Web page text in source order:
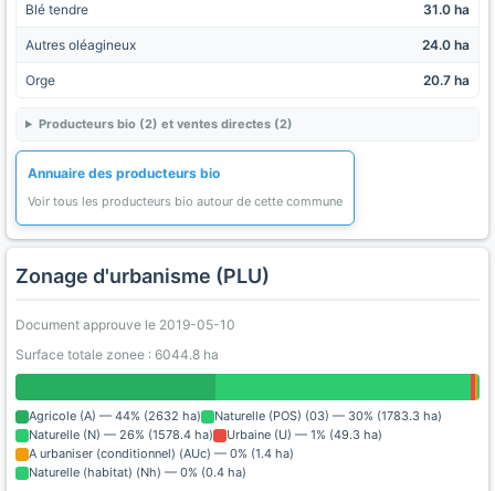
Blé tendre 31.0 ha
Autres oléagineux 24.0 ha
Orge 20.7 ha
Producteurs bio (2) et ventes directes (2)
Annuaire des producteurs bio
Voir tous les producteurs bio autour de cette commune
Zonage d'urbanisme (PLU)
Document approuve le 2019-05-10
Surface totale zonee : 6044.8 ha
Agricole (A) — 44% (2632 ha)
Naturelle (POS) (03) — 30% (1783.3 ha)
Naturelle (N) — 26% (1578.4 ha)
Urbaine (U) — 1% (49.3 ha)
A urbaniser (conditionnel) (AUc) — 0% (1.4 ha)
Naturelle (habitat) (Nh) — 0% (0.4 ha)